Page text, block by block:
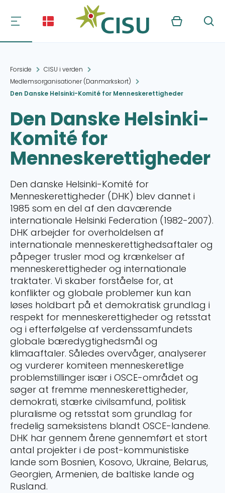
Kurv Søg
Forside
CISU i verden
Medlemsorganisationer (Danmarkskort)
Den Danske Helsinki-Komité for Menneskerettigheder
Den Danske Helsinki-
Komité for
Menneskerettigheder
Den danske Helsinki-Komité for
Menneskerettigheder (DHK) blev dannet i
1985 som en del af den daværende
internationale Helsinki Federation (1982-2007).
DHK arbejder for overholdelsen af
internationale menneskerettighedsaftaler og
påpeger trusler mod og krænkelser af
menneskerettigheder og internationale
traktater. Vi skaber forståelse for, at
konflikter og globale problemer kun kan
løses holdbart på et demokratisk grundlag i
respekt for menneskerettigheder og retsstat
og i efterfølgelse af verdenssamfundets
globale bæredygtighedsmål og
klimaaftaler. Således overvåger, analyserer
og vurderer komiteen menneskeretlige
problemstillinger især i OSCE-området og
søger at fremme menneskerettigheder,
demokrati, stærke civilsamfund, politisk
pluralisme og retsstat som grundlag for
fredelig sameksistens blandt OSCE-landene.
DHK har gennem årene gennemført et stort
antal projekter i de post-kommunistiske
lande som Bosnien, Kosovo, Ukraine, Belarus,
Georgien, Armenien, de baltiske lande og
Rusland.